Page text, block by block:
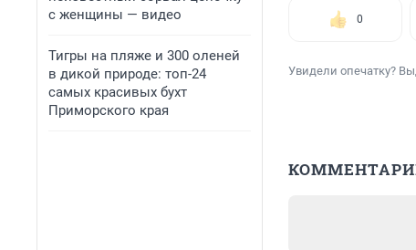
с женщины — видео
Тигры на пляже и 300 оленей
в дикой природе: топ-24
самых красивых бухт
Приморского края
0
Увидели опечатку?